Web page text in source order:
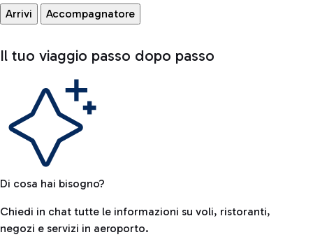
Arrivi Accompagnatore
Il tuo viaggio passo dopo passo
Di cosa hai bisogno?
Chiedi in chat tutte le informazioni su voli, ristoranti,
negozi e servizi in aeroporto.